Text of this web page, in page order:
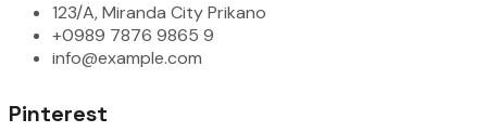
123/A, Miranda City Prikano
+0989 7876 9865 9
info@example.com
Pinterest